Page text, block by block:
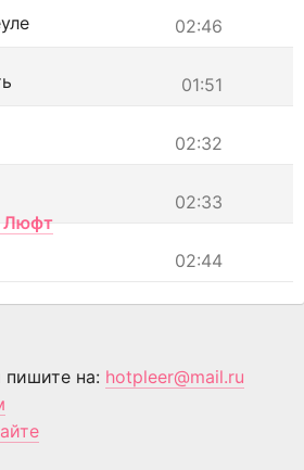
02:46
01:51
02:32
02:33
Люфт
02:44
на: hotpleer@mail.ru